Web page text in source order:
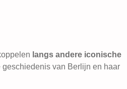
langs andere iconische
geschiedenis van Berlijn en haar